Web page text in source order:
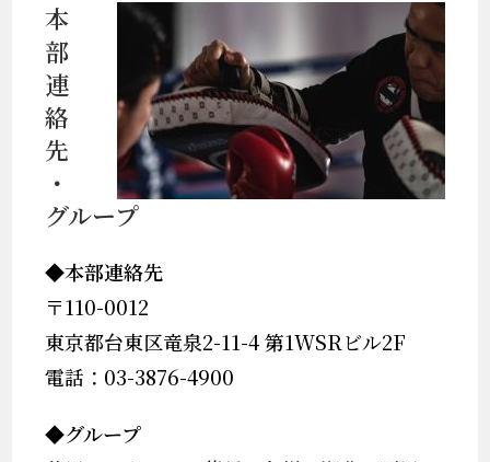
本
部
連
絡
先
・
グループ
◆本部連絡先
〒110-0012
東京都台東区竜泉2-11-4 第1WSRビル2F
電話：03-3876-4900
◆グループ